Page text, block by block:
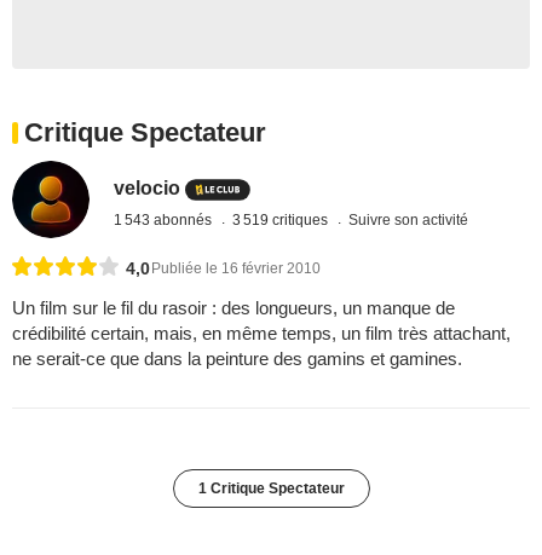
Critique Spectateur
velocio
1 543 abonnés 3 519 critiques Suivre son activité
4,0 Publiée le 16 février 2010
Un film sur le fil du rasoir : des longueurs, un manque de
crédibilité certain, mais, en même temps, un film très attachant,
ne serait-ce que dans la peinture des gamins et gamines.
1 Critique Spectateur